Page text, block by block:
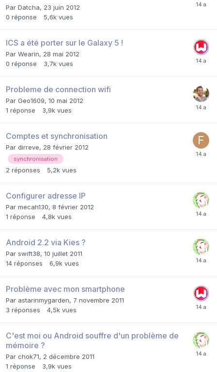
Par Datcha, 23 juin 2012
0 réponse 5,6k vues
ICS a été porter sur le Galaxy 5 !
Par Wearin, 28 mai 2012
0 réponse 3,7k vues
Probleme de connection wifi
Par Geo1609, 10 mai 2012
1 réponse 3,9k vues
Comptes et synchronisation
Par dirreve, 28 février 2012
synchronisation
2 réponses 5,2k vues
Configurer adresse IP
Par mecah130, 8 février 2012
1 réponse 4,8k vues
Android 2.2 via Kies ?
Par swift38, 10 juillet 2011
14 réponses 6,9k vues
Problème avec mon smartphone
Par astarinmygarden, 7 novembre 2011
3 réponses 4,5k vues
C'est moi ou Android souffre d'un problème de
mémoire ?
Par chok71, 2 décembre 2011
1 réponse 3,9k vues